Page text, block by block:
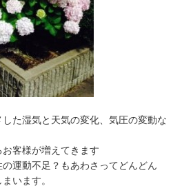
た湿気と天気の変化、気圧の変動な
客様が増えてきます
運動不足？もあわさってどんどん
います。